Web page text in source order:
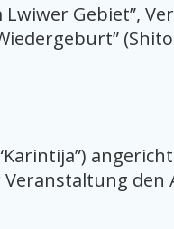
Gebiet”,
den